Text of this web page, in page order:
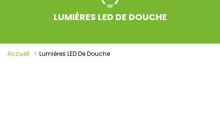
LUMIÈRES LED DE DOUCHE
Accueil Lumières LED De Douche